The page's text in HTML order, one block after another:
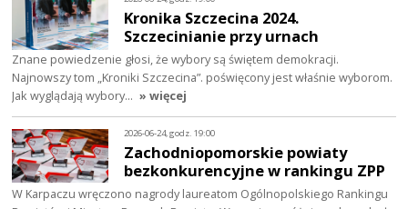
Kronika Szczecina 2024.
Szczecinianie przy urnach
Znane powiedzenie głosi, że wybory są świętem demokracji.
Najnowszy tom „Kroniki Szczecina”. poświęcony jest właśnie wyborom.
Jak wyglądają wybory… » więcej
2026-06-24, godz. 19:00
Zachodniopomorskie powiaty
bezkonkurencyjne w rankingu ZPP
W Karpaczu wręczono nagrody laureatom Ogólnopolskiego Rankingu